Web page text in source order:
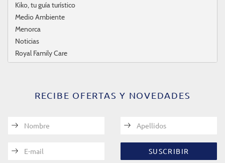
Kiko, tu guía turístico
Medio Ambiente
Menorca
Noticias
Royal Family Care
RECIBE OFERTAS Y NOVEDADES
Nombre Apellidos
E-mail SUSCRIBIR